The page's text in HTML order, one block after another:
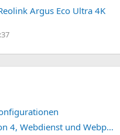
Argus Eco Ultra 4K
Synology DSM 7.2/7.3, Web Station 4, Webdienst und Webportal erstellen (ehemals vHost)